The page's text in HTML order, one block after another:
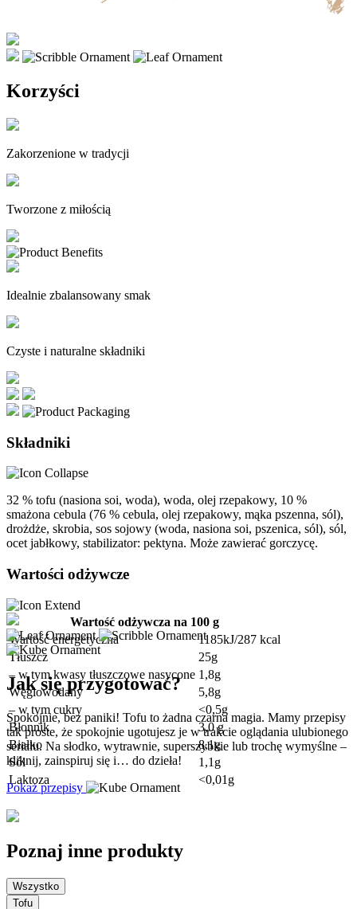
Korzyści
Zakorzenione w tradycji
Tworzone z miłością
Idealnie zbalansowany smak
Czyste i naturalne składniki
Składniki
32 % tofu (nasiona soi, woda), woda, olej rzepakowy, 10 %
smażona cebula (76 % cebula, olej rzepakowy, mąka pszenna, sól),
drożdże, skrobia, sos sojowy (woda, nasiona soi, pszenica, sól), sól,
ocet jabłkowy, stabilizator: pektyna. Może zawierać gorczycę.
Wartości odżywcze
Wartość odżywcza na 100 g
Wartość energetyczna
1185kJ/287 kcal
Tłuszcz
25g
– w tym kwasy tłuszczowe nasycone 1,8g
Węglowodany
5,8g
– w tym cukry
<0,5g
Błonnik
3,0 g
Białko
8,1g
Sól
1,1g
Laktoza
<0,01g
Jak się przygotować?
Spokojnie, bez paniki! Tofu to żadna czarna magia. Mamy przepisy
tak proste, że spokojnie ugotujesz je w trakcie oglądania ulubionego
serialu. Na słodko, wytrawnie, superszybkie lub trochę wymyślne –
kliknij, zainspiruj się i… do dzieła!
Pokaż przepisy
Poznaj inne produkty
Wszystko
Tofu